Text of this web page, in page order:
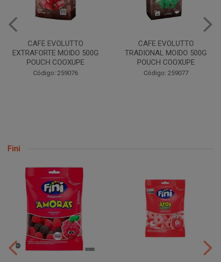
CAFE EVOLUTTO
EXTRAFORTE MOIDO 500G
POUCH COOXUPE
Código: 259076
CAFE EVOLUTTO
TRADIONAL MOIDO 500G
POUCH COOXUPE
Código: 259077
Fini